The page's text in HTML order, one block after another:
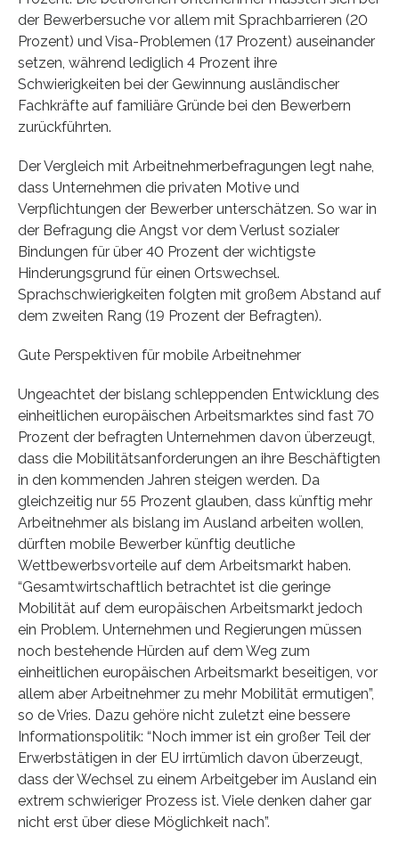
der Bewerbersuche vor allem mit Sprachbarrieren (20
Prozent) und Visa-Problemen (17 Prozent) auseinander
setzen, während lediglich 4 Prozent ihre
Schwierigkeiten bei der Gewinnung ausländischer
Fachkräfte auf familiäre Gründe bei den Bewerbern
zurückführten.
Der Vergleich mit Arbeitnehmerbefragungen legt nahe,
dass Unternehmen die privaten Motive und
Verpflichtungen der Bewerber unterschätzen. So war in
der Befragung die Angst vor dem Verlust sozialer
Bindungen für über 40 Prozent der wichtigste
Hinderungsgrund für einen Ortswechsel.
Sprachschwierigkeiten folgten mit großem Abstand auf
dem zweiten Rang (19 Prozent der Befragten).
Gute Perspektiven für mobile Arbeitnehmer
Ungeachtet der bislang schleppenden Entwicklung des
einheitlichen europäischen Arbeitsmarktes sind fast 70
Prozent der befragten Unternehmen davon überzeugt,
dass die Mobilitätsanforderungen an ihre Beschäftigten
in den kommenden Jahren steigen werden. Da
gleichzeitig nur 55 Prozent glauben, dass künftig mehr
Arbeitnehmer als bislang im Ausland arbeiten wollen,
dürften mobile Bewerber künftig deutliche
Wettbewerbsvorteile auf dem Arbeitsmarkt haben.
“Gesamtwirtschaftlich betrachtet ist die geringe
Mobilität auf dem europäischen Arbeitsmarkt jedoch
ein Problem. Unternehmen und Regierungen müssen
noch bestehende Hürden auf dem Weg zum
einheitlichen europäischen Arbeitsmarkt beseitigen, vor
allem aber Arbeitnehmer zu mehr Mobilität ermutigen”,
so de Vries. Dazu gehöre nicht zuletzt eine bessere
Informationspolitik: “Noch immer ist ein großer Teil der
Erwerbstätigen in der EU irrtümlich davon überzeugt,
dass der Wechsel zu einem Arbeitgeber im Ausland ein
extrem schwieriger Prozess ist. Viele denken daher gar
nicht erst über diese Möglichkeit nach”.